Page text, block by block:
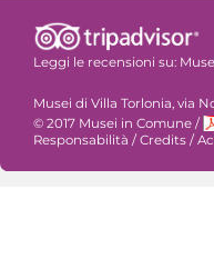
Leggi le recensioni su:
Musei di Villa Torlonia, via
© 2017 Musei in Comune /
Responsabilità /Credits /